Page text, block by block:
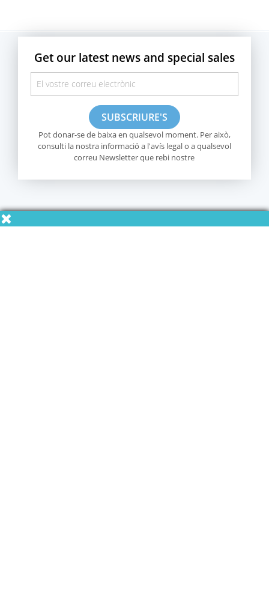
Get our latest news and special sales
Pot donar-se de baixa en qualsevol moment. Per això,
consulti la nostra informació a l'avís legal o a qualsevol
correu Newsletter que rebi nostre